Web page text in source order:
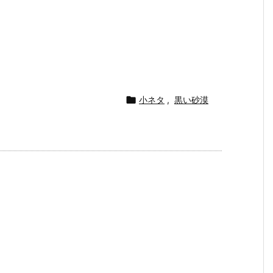
 小ネタ , 黒い砂漠